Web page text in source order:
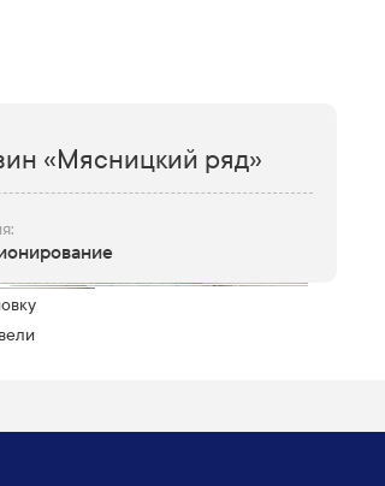
«Мясницкий ряд»